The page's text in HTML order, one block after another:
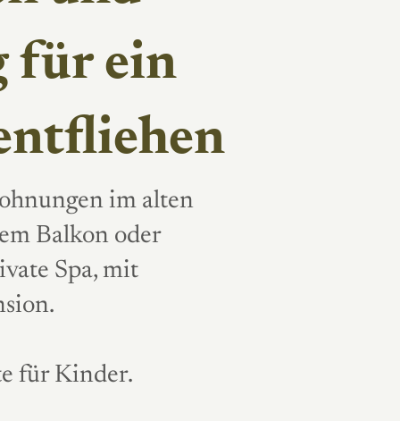
für ein
im alten
Balkon oder
Spa, mit
für Kinder.